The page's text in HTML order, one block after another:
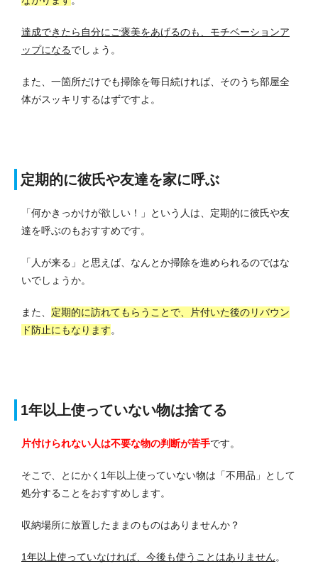
達成できたら自分にご褒美をあげるのも、モチベーションア
ップになるでしょう。
また、一箇所だけでも掃除を毎日続ければ、そのうち部屋全
体がスッキリするはずですよ。
定期的に彼氏や友達を家に呼ぶ
「何かきっかけが欲しい！」という人は、定期的に彼氏や友
達を呼ぶのもおすすめです。
「人が来る」と思えば、なんとか掃除を進められるのではな
いでしょうか。
また、 定期的に訪れてもらうことで、片付いた後のリバウン
ド防止にもなります。
1年以上使っていない物は捨てる
片付けられない人は不要な物の判断が苦手です。
そこで、とにかく1年以上使っていない物は「不用品」として
処分することをおすすめします。
収納場所に放置したままのものはありませんか？
1年以上使っていなければ、今後も使うことはありません。